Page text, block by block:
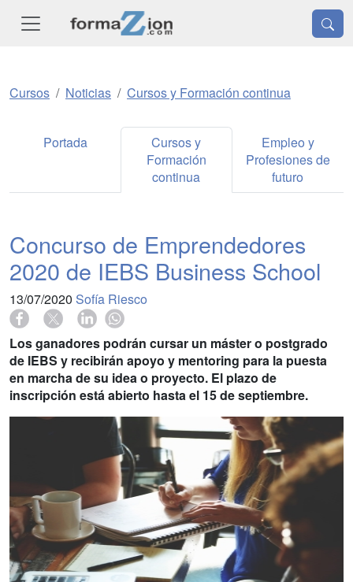
Cursos Noticias Cursos y Formación continua
Portada
Cursos y
Formación
continua
Empleo y
Profesiones de
futuro
Concurso de Emprendedores
2020 de IEBS Business School
13/07/2020 Sofía Riesco
Los ganadores podrán cursar un máster o postgrado
de IEBS y recibirán apoyo y mentoring para la puesta
en marcha de su idea o proyecto. El plazo de
inscripción está abierto hasta el 15 de septiembre.